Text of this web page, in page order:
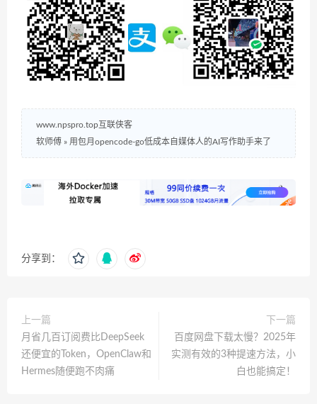
www.npspro.top互联侠客
软师傅 » 用包月opencode-go低成本自媒体人的AI写作助手来了
分享到：
上一篇
月省几百订阅费比DeepSeek
还便宜的Token，OpenClaw和
Hermes随便跑不肉痛
下一篇
百度网盘下载太慢？2025年
实测有效的3种提速方法，小
白也能搞定！